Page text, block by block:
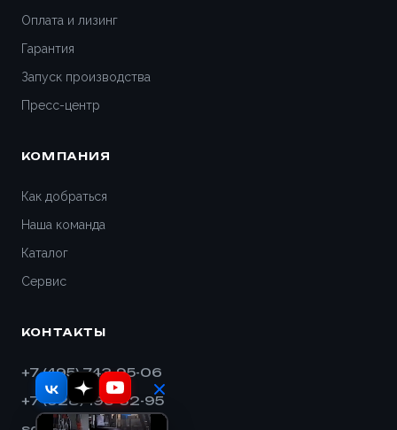
Оплата и лизинг
Гарантия
Запуск производства
Пресс-центр
КОМПАНИЯ
Как добраться
Наша команда
Каталог
Сервис
КОНТАКТЫ
+7 (495) 743-95-06
+7 (928) 193-32-95